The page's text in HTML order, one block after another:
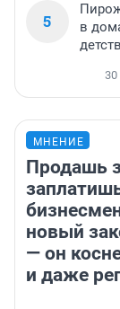
5
в
30
МНЕНИЕ
Продашь
новый
— он
и даже